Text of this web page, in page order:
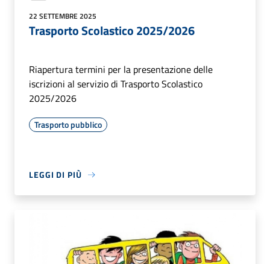
22 SETTEMBRE 2025
Trasporto Scolastico 2025/2026
Riapertura termini per la presentazione delle
iscrizioni al servizio di Trasporto Scolastico
2025/2026
Trasporto pubblico
LEGGI DI PIÙ